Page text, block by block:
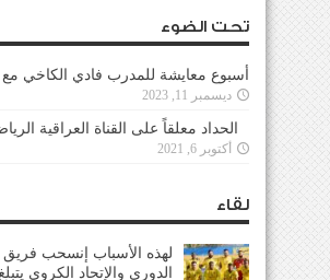
تحت الضوء
أسبوع معايشة للمدرب فادي الكاخي
ديسمبر 11, 2023
الحداد معلقاً على القناة العراقية
أكتوبر 6, 2021
لقاء
لهذه الأسباب إنسحب فريق
الدوري والإتحاد الكروي